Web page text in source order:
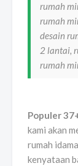
rumah
rumah
desain
2 lantai,
rumah
Populer
kami akan
rumah
kenyataan